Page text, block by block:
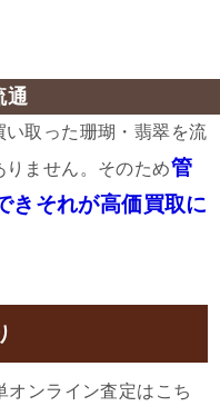
通
取った珊瑚・翡翠を流
ません。そのため管
きそれが高価買取に
オンライン査定はこち